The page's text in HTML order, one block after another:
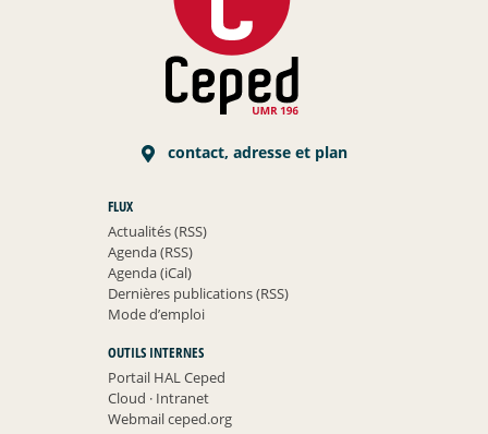
contact, adresse et plan
FLUX
Actualités (RSS)
Agenda (RSS)
Agenda (iCal)
Dernières publications (RSS)
Mode d’emploi
OUTILS INTERNES
Portail HAL Ceped
Cloud ·Intranet
Webmail ceped.org